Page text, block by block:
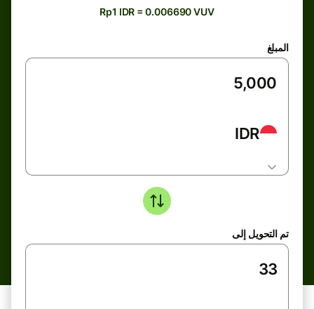
Rp1 IDR = 0.006690 VUV
المبلغ
IDR
تم التحويل إلى